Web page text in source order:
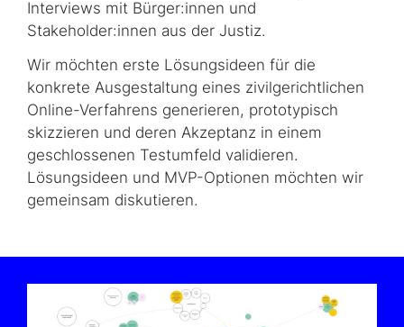
Interviews mit Bürger:innen und
Stakeholder:innen aus der Justiz.
Wir möchten erste Lösungsideen für die
konkrete Ausgestaltung eines zivilgerichtlichen
Online-Verfahrens generieren, prototypisch
skizzieren und deren Akzeptanz in einem
geschlossenen Testumfeld validieren.
Lösungsideen und MVP-Optionen möchten wir
gemeinsam diskutieren.